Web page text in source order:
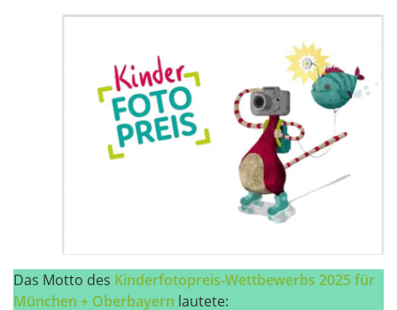
Das Motto des Kinderfotopreis-Wettbewerbs 2025 für
München + Oberbayern lautete: